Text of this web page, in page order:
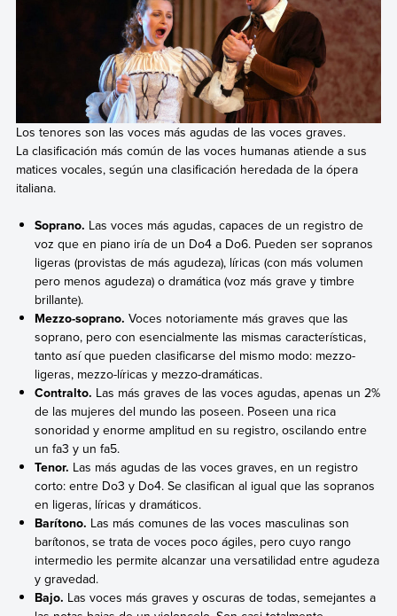
Los tenores son las voces más agudas de las voces graves.
La clasificación más común de las voces humanas atiende a sus
matices vocales, según una clasificación heredada de la ópera
italiana.
Soprano. Las voces más agudas, capaces de un registro de
voz que en piano iría de un Do4 a Do6. Pueden ser sopranos
ligeras (provistas de más agudeza), líricas (con más volumen
pero menos agudeza) o dramática (voz más grave y timbre
brillante).
Mezzo-soprano. Voces notoriamente más graves que las
soprano, pero con esencialmente las mismas características,
tanto así que pueden clasificarse del mismo modo: mezzo-
ligeras, mezzo-líricas y mezzo-dramáticas.
Contralto. Las más graves de las voces agudas, apenas un 2%
de las mujeres del mundo las poseen. Poseen una rica
sonoridad y enorme amplitud en su registro, oscilando entre
un fa3 y un fa5.
Tenor. Las más agudas de las voces graves, en un registro
corto: entre Do3 y Do4. Se clasifican al igual que las sopranos
en ligeras, líricas y dramáticos.
Barítono. Las más comunes de las voces masculinas son
barítonos, se trata de voces poco ágiles, pero cuyo rango
intermedio les permite alcanzar una versatilidad entre agudeza
y gravedad.
Bajo. Las voces más graves y oscuras de todas, semejantes a